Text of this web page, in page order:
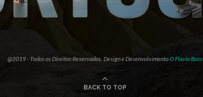
@2019 - Todos os Direitos Reservados. Design e DesenvolvimentoO Flavio Boss
BACK TO TOP